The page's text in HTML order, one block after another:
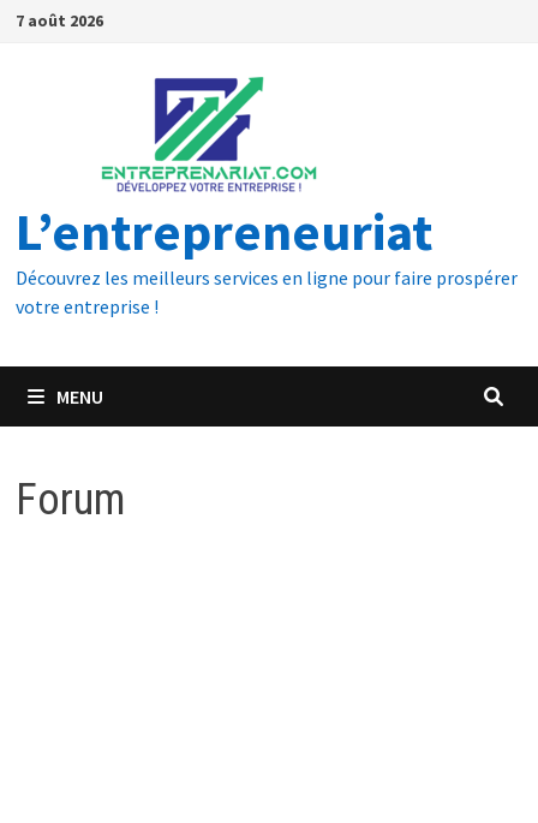
7 août 2026
L’entrepreneuriat
Découvrez les meilleurs services en ligne pour faire prospérer
votre entreprise !
MENU
Forum